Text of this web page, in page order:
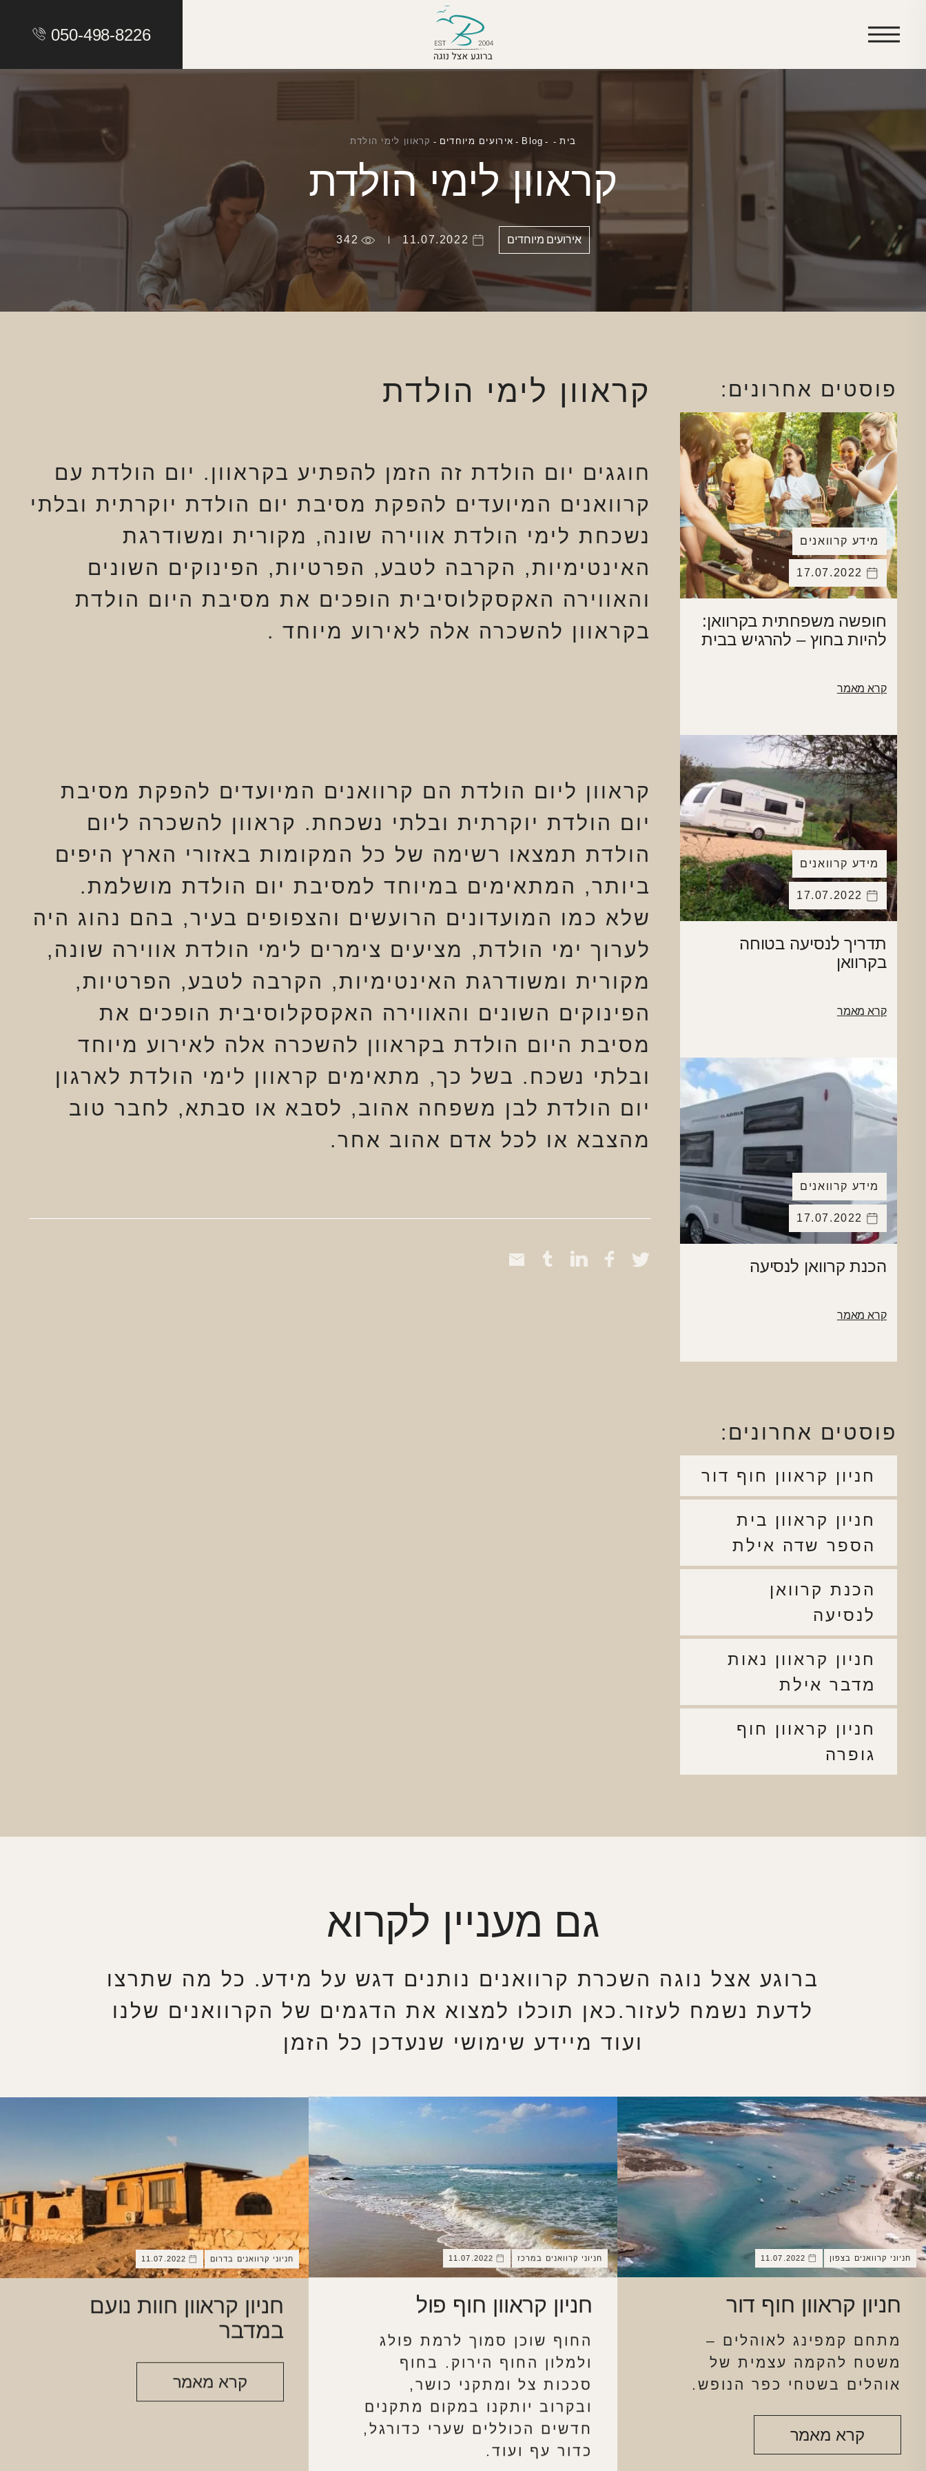
050-498-8226
בית Blog אירועים מיוחדים קראוון לימי הולדת
קראוון לימי הולדת
אירועים מיוחדים 11.07.2022
342
פוסטים אחרונים:
מידע קרוואנים
17.07.2022
חופשה משפחתית בקרוואן:
להיות בחוץ – להרגיש בבית
קרא מאמר
מידע קרוואנים
17.07.2022
תדריך לנסיעה בטוחה
בקרוואן
קרא מאמר
מידע קרוואנים
17.07.2022
הכנת קרוואן לנסיעה
קרא מאמר
פוסטים אחרונים:
חניון קראוון חוף דור
חניון קראוון בית
הספר שדה אילת
הכנת קרוואן
לנסיעה
חניון קראוון נאות
מדבר אילת
חניון קראוון חוף
גופרה
קראוון לימי הולדת
חוגגים יום הולדת זה הזמן להפתיע בקראוון. יום הולדת עם
קרוואנים המיועדים להפקת מסיבת יום הולדת יוקרתית ובלתי
נשכחת לימי הולדת אווירה שונה, מקורית ומשודרגת
האינטימיות, הקרבה לטבע, הפרטיות, הפינוקים השונים
והאווירה האקסקלוסיבית הופכים את מסיבת היום הולדת
בקראוון להשכרה אלה לאירוע מיוחד .
קראוון ליום הולדת הם קרוואנים המיועדים להפקת מסיבת
יום הולדת יוקרתית ובלתי נשכחת. קראוון להשכרה ליום
הולדת תמצאו רשימה של כל המקומות באזורי הארץ היפים
ביותר, המתאימים במיוחד למסיבת יום הולדת מושלמת.
שלא כמו המועדונים הרועשים והצפופים בעיר, בהם נהוג היה
לערוך ימי הולדת, מציעים צימרים לימי הולדת אווירה שונה,
מקורית ומשודרגת האינטימיות, הקרבה לטבע, הפרטיות,
הפינוקים השונים והאווירה האקסקלוסיבית הופכים את
מסיבת היום הולדת בקראוון להשכרה אלה לאירוע מיוחד
ובלתי נשכח. בשל כך, מתאימים קראוון לימי הולדת לארגון
יום הולדת לבן משפחה אהוב, לסבא או סבתא, לחבר טוב
מהצבא או לכל אדם אהוב אחר.
גם מעניין לקרוא
ברוגע אצל נוגה השכרת קרוואנים נותנים דגש על מידע. כל מה שתרצו
לדעת נשמח לעזור.כאן תוכלו למצוא את הדגמים של הקרוואנים שלנו
ועוד מיידע שימושי שנעדכן כל הזמן
חניוני קרוואנים בצפון 11.07.2022
חניון קראוון חוף דור
מתחם קמפינג לאוהלים –
משטח להקמה עצמית של
אוהלים בשטחי כפר הנופש.
קרא מאמר
חניוני קרוואנים במרכז 11.07.2022
חניון קראוון חוף פול
החוף שוכן סמוך לרמת פולג
ולמלון החוף הירוק. בחוף
סככות צל ומתקני כושר,
ובקרוב יותקנו במקום מתקנים
חדשים הכוללים שערי כדורגל,
כדור עף ועוד.
חניוני קרוואנים בדרום 11.07.2022
חניון קראוון חוות נועם
במדבר
קרא מאמר